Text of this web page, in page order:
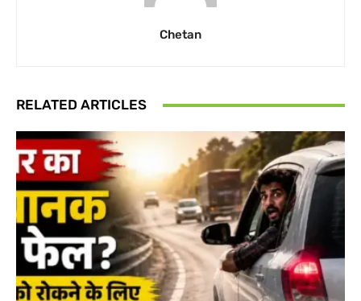
Chetan
RELATED ARTICLES